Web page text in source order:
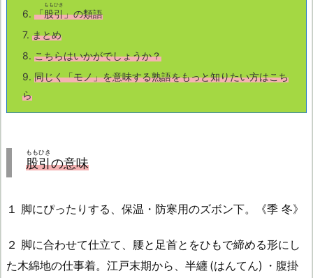
6. 「股引
ももひき
」の類語
7. まとめ
8. こちらはいかがでしょうか？
9. 同じく「モノ」を意味する熟語をもっと知りたい方はこち
ら
股引
ももひき
の意味
１ 脚にぴったりする、保温・防寒用のズボン下。《季 冬》
２ 脚に合わせて仕立て、腰と足首とをひもで締める形にし
た木綿地の仕事着。江戸末期から、半纏 (はんてん) ・腹掛